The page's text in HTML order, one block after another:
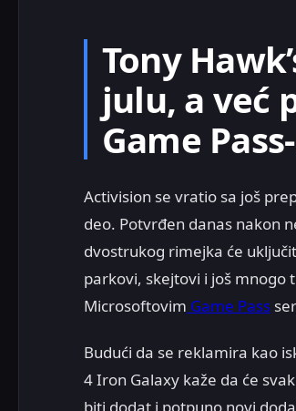
Tony
julu, a već
Game
Activision se vratio sa još
deo. Potvrđen danas nakon
dvostrukog rimejka će
parkovi, skejtovi i još mnogo
Microsoftovim Game Pass
Budući da se reklamira kao
4 Iron Galaxy kaže da će
biti dodat i potpuno novi